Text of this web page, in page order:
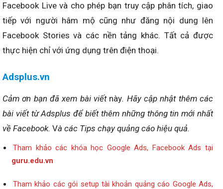
Facebook Live và cho phép bạn truy cập phân tích, giao
tiếp với người hâm mộ cũng như đăng nội dung lên
Facebook Stories và các nền tảng khác. Tất cả được
thực hiện chỉ với ứng dụng trên điện thoại.
Adsplus.vn
Cảm ơn bạn đã xem bài viết này. Hãy cập nhật thêm các
bài viết từ Adsplus để biết thêm những thông tin mới nhất
về Facebook. Và các Tips chạy quảng cáo hiệu quả.
Tham khảo các khóa học Google Ads, Facebook Ads tại
guru.edu.vn
Tham khảo các gói setup tài khoản quảng cáo Google Ads,